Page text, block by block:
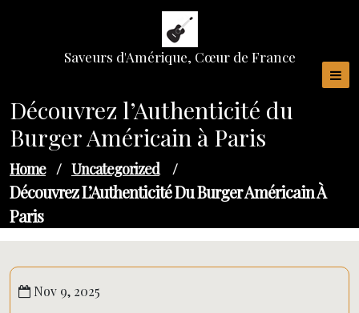
Saveurs d'Amérique, Cœur de France
Découvrez l’Authenticité du
Burger Américain à Paris
Home / Uncategorized /
Découvrez L’Authenticité Du Burger Américain À
Paris
Nov 9, 2025